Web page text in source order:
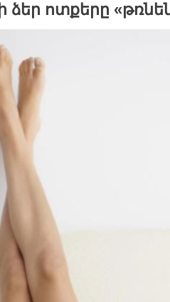
ձեր ոտքերը